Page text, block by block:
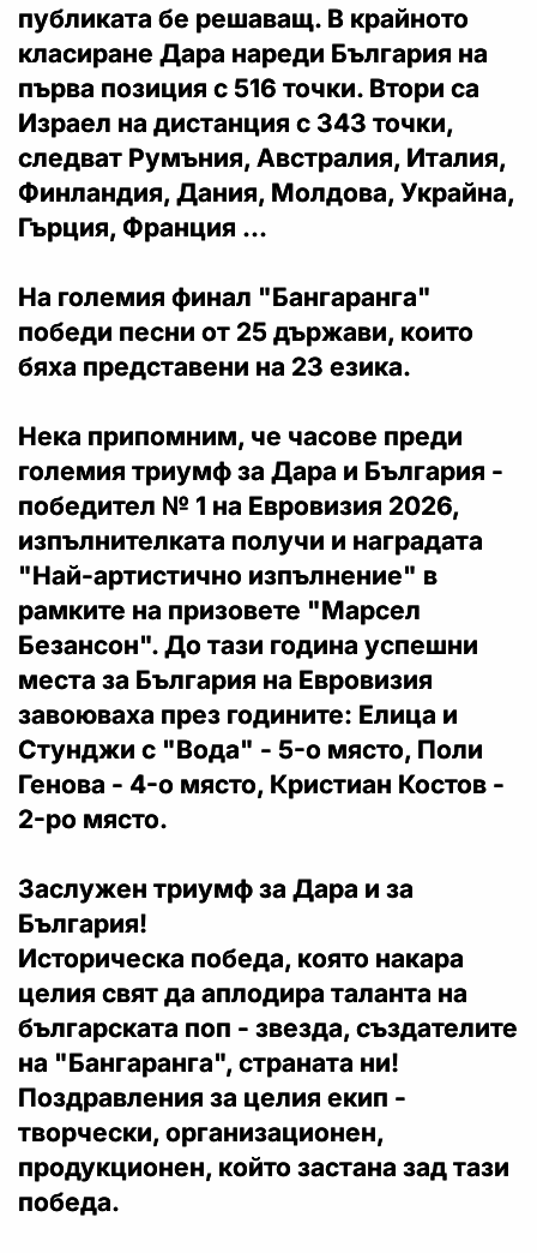
публиката бе решаващ. В крайното
класиране Дара нареди България на
първа позиция с 516 точки. Втори са
Израел на дистанция с 343 точки,
следват Румъния, Австралия, Италия,
Финландия, Дания, Молдова, Украйна,
Гърция, Франция ...
На големия финал "Бангаранга"
победи песни от 25 държави, които
бяха представени на 23 езика.
Нека припомним, че часове преди
големия триумф за Дара и България -
победител № 1 на Евровизия 2026,
изпълнителката получи и наградата
"Най-артистично изпълнение" в
рамките на призовете "Марсел
Безансон". До тази година успешни
места за България на Евровизия
завоюваха през годините: Елица и
Стунджи с "Вода" - 5-о място, Поли
Генова - 4-о място, Кристиан Костов -
2-ро място.
Заслужен триумф за Дара и за
България!
Историческа победа, която накара
целия свят да аплодира таланта на
българската поп - звезда, създателите
на "Бангаранга", страната ни!
Поздравления за целия екип -
творчески, организационен,
продукционен, който застана зад тази
победа.